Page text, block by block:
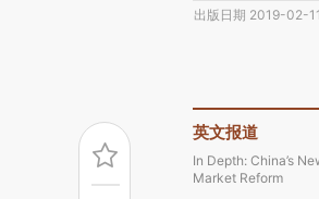
出版日期 2019-02-11
英文报道
In Depth: China’s
Market Reform